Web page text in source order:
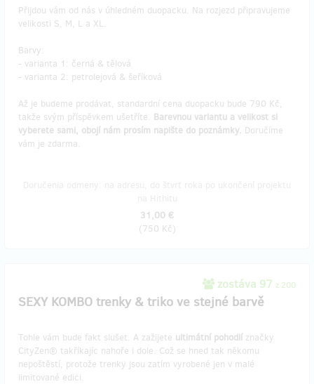
Přijdou vám od nás v úhledném duopacku. Na rozjezd připravujeme
velikosti S, M, L a XL.
Barvy:
- varianta 1: černá & tělová
- varianta 2: petrolejová & šeříková
Až je budeme prodávat, standardní cena duopacku bude 790 Kč,
takže svým příspěvkem ušetříte. Barevnou variantu a velikost si
vyberete sami, obojí nám prosím napište do poznámky. Doručíme
vám je zdarma.
31,00 €
(750 Kč)
zostáva 97 z 200
SEXY KOMBO trenky & triko ve stejné barvě
Tohle vám bude fakt slušet. A zažijete ultimátní pohodlí značky
CityZen® takříkajíc nahoře i dole. Což se hned tak někomu
nepoštěstí, protože trenky jsou zatím vyrobené jen v malé
limitované edici.